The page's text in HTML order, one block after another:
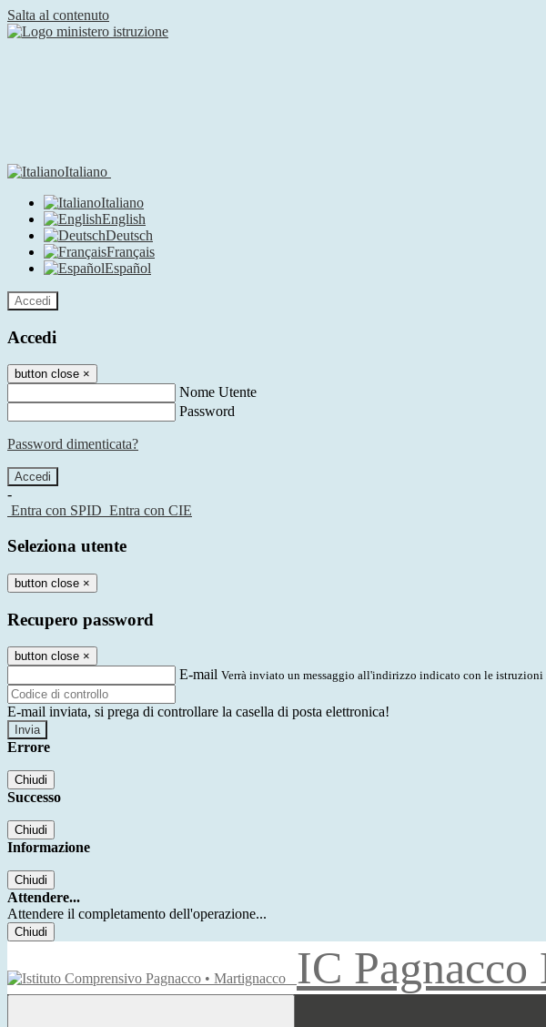
Salta al contenuto
Italiano
Italiano
English
Deutsch
Français
Español
Accedi
Accedi
button close ×
Nome Utente
Password
Password dimenticata?
-
Entra con SPID Entra con CIE
Seleziona utente
button close ×
Recupero password
button close ×
E-mail Verrà inviato un messaggio all'indirizzo indicato con le istruzioni
E-mail inviata, si prega di controllare la casella di posta elettronica!
Errore
Chiudi
Successo
Chiudi
Informazione
Chiudi
Attendere...
Attendere il completamento dell'operazione...
Chiudi
IC